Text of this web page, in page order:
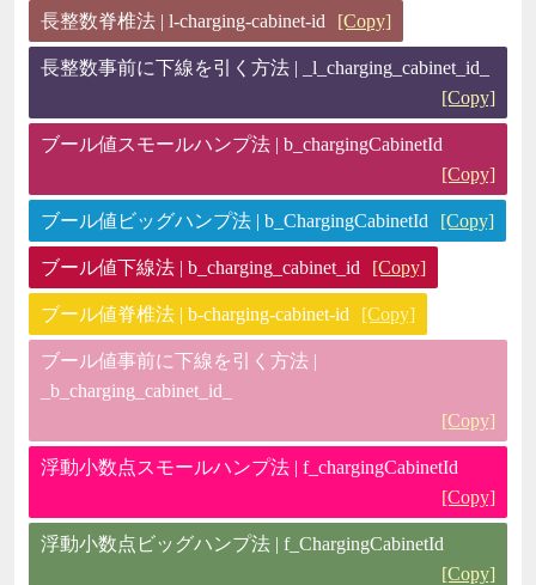
長整数脊椎法 | l-charging-cabinet-id [Copy]
長整数事前に下線を引く方法 | _l_charging_cabinet_id_
[Copy]
ブール値スモールハンプ法 | b_chargingCabinetId
[Copy]
ブール値ビッグハンプ法 | b_ChargingCabinetId [Copy]
ブール値下線法 | b_charging_cabinet_id [Copy]
ブール値脊椎法 | b-charging-cabinet-id [Copy]
ブール値事前に下線を引く方法 |
_b_charging_cabinet_id_
[Copy]
浮動小数点スモールハンプ法 | f_chargingCabinetId
[Copy]
浮動小数点ビッグハンプ法 | f_ChargingCabinetId
[Copy]